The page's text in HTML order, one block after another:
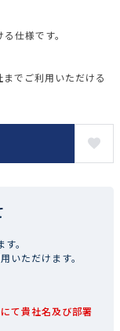
仕様です。
でご利用いただける
。
いただけます。
て貴社名及び部署